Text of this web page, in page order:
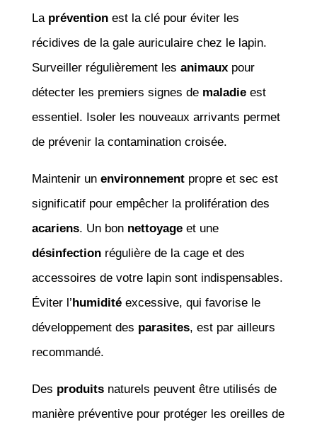
La préventionest la clé pour éviter les
récidives de la gale auriculaire chez le lapin.
Surveiller régulièrement les animauxpour
détecter les premiers signes de maladieest
essentiel. Isoler les nouveaux arrivants permet
de prévenir la contamination croisée.
Maintenir un environnementpropre et sec est
significatif pour empêcher la prolifération des
acariens. Un bon nettoyageet une
désinfectionrégulière de la cage et des
accessoires de votre lapin sont indispensables.
Éviter l’humiditéexcessive, qui favorise le
développement des parasites, est par ailleurs
recommandé.
Des produitsnaturels peuvent être utilisés de
manière préventive pour protéger les oreilles de